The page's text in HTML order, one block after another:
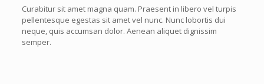
Curabitur sit amet magna quam. Praesent in libero vel turpis
pellentesque egestas sit amet vel nunc. Nunc lobortis dui
neque, quis accumsan dolor. Aenean aliquet dignissim
semper.